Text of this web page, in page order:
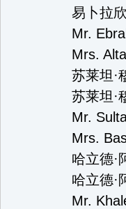
易卜
Mr.
Mrs. Altaf
苏莱
苏莱
Mr. Sultan F
Mrs.
哈立德
哈立
Mr. Khaled